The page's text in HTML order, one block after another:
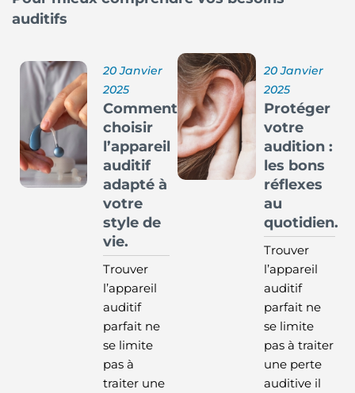
auditifs
20 Janvier
2025
Comment
choisir
l’appareil
auditif
adapté à
votre
style de
vie.
Trouver
l’appareil
auditif
parfait ne
se limite
pas à
traiter une
20 Janvier
2025
Protéger
votre
audition :
les bons
réflexes
au
quotidien.
Trouver
l’appareil
auditif
parfait ne
se limite
pas à traiter
une perte
auditive il